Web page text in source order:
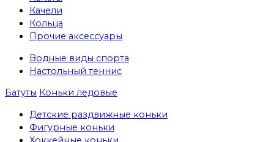
Качели
Кольца
Прочие аксессуары
Водные виды спорта
Настольный теннис
Батуты Коньки ледовые
Детские раздвижные коньки
Фигурные коньки